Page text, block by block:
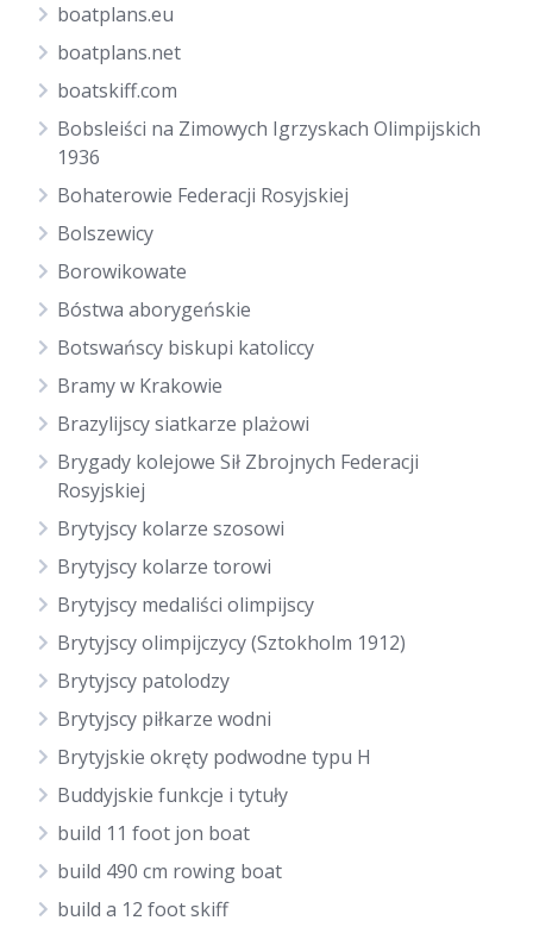
boatplans.eu
boatplans.net
boatskiff.com
Bobsleiści na Zimowych Igrzyskach Olimpijskich
1936
Bohaterowie Federacji Rosyjskiej
Bolszewicy
Borowikowate
Bóstwa aborygeńskie
Botswańscy biskupi katoliccy
Bramy w Krakowie
Brazylijscy siatkarze plażowi
Brygady kolejowe Sił Zbrojnych Federacji
Rosyjskiej
Brytyjscy kolarze szosowi
Brytyjscy kolarze torowi
Brytyjscy medaliści olimpijscy
Brytyjscy olimpijczycy (Sztokholm 1912)
Brytyjscy patolodzy
Brytyjscy piłkarze wodni
Brytyjskie okręty podwodne typu H
Buddyjskie funkcje i tytuły
build 11 foot jon boat
build 490 cm rowing boat
build a 12 foot skiff